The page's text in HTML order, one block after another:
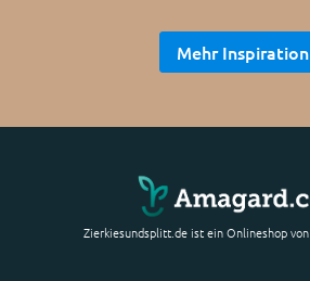
Mehr Inspiration
Zierkiesundsplitt.de ist ein Onlineshop von